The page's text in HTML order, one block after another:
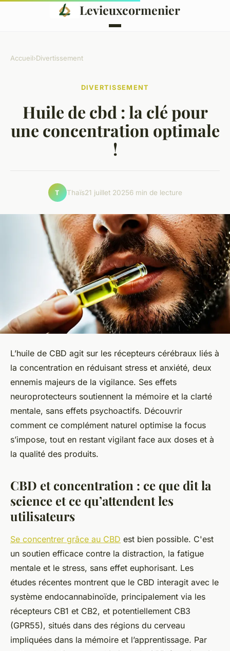
Levieuxcormenier
Accueil›Divertissement
DIVERTISSEMENT
Huile de cbd : la clé pour
une concentration optimale
!
T Thaïs21 juillet 20256 min de lecture
L’huile de CBD agit sur les récepteurs cérébraux liés à
la concentration en réduisant stress et anxiété, deux
ennemis majeurs de la vigilance. Ses effets
neuroprotecteurs soutiennent la mémoire et la clarté
mentale, sans effets psychoactifs. Découvrir
comment ce complément naturel optimise la focus
s’impose, tout en restant vigilant face aux doses et à
la qualité des produits.
CBD et concentration : ce que dit la
science et ce qu’attendent les
utilisateurs
Se concentrer grâce au CBD est bien possible. C'est
un soutien efficace contre la distraction, la fatigue
mentale et le stress, sans effet euphorisant. Les
études récentes montrent que le CBD interagit avec le
système endocannabinoïde, principalement via les
récepteurs CB1 et CB2, et potentiellement CB3
(GPR55), situés dans des régions du cerveau
impliquées dans la mémoire et l’apprentissage. Par